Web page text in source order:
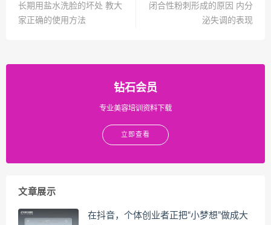
长期用盐水洗脸的坏处 教大
家正确的使用方法
闭合性粉刺形成的原因 内分
泌失调的表现
钻石会员
专业美容培训资料下载
立即查看
文章展示
在抖音，个体创业者正把“小梦想”做成大